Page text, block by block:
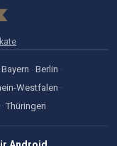
Bayern · Berlin ·
Westfalen ·
· Thüringen